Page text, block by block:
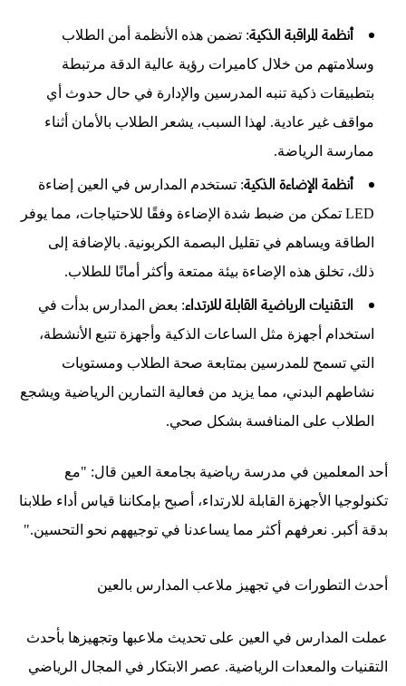
أنظمة المراقبة الذكية: تضمن هذه الأنظمة أمن الطلاب
وسلامتهم من خلال كاميرات رؤية عالية الدقة مرتبطة
بتطبيقات ذكية تنبه المدرسين والإدارة في حال حدوث أي
مواقف غير عادية. لهذا السبب، يشعر الطلاب بالأمان أثناء
ممارسة الرياضة.
أنظمة الإضاءة الذكية: تستخدم المدارس في العين إضاءة
LED تمكن من ضبط شدة الإضاءة وفقًا للاحتياجات، مما يوفر
الطاقة ويساهم في تقليل البصمة الكربونية. بالإضافة إلى
ذلك، تخلق هذه الإضاءة بيئة ممتعة وأكثر أمانًا للطلاب.
التـقنيات الرياضية القابلة للارتداء: بعض المدارس بدأت في
استخدام أجهزة مثل الساعات الذكية وأجهزة تتبع الأنشطة،
التي تسمح للمدرسين بمتابعة صحة الطلاب ومستويات
نشاطهم البدني، مما يزيد من فعالية التمارين الرياضية ويشجع
الطلاب على المنافسة بشكل صحي.
أحد المعلمين في مدرسة رياضية بجامعة العين قال: "مع
تكنولوجيا الأجهزة القابلة للارتداء، أصبح بإمكاننا قياس أداء طلابنا
بدقة أكبر. نعرفهم أكثر مما يساعدنا في توجيههم نحو التحسين."
أحدث التطورات في تجهيز ملاعب المدارس بالعين
عملت المدارس في العين على تحديث ملاعبها وتجهيزها بأحدث
التقنيات والمعدات الرياضية. عصر الابتكار في المجال الرياضي